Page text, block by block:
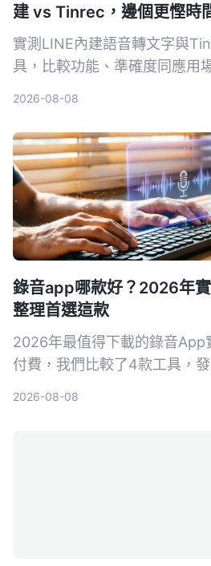
建 vs Tinrec，邊個更慳時
實測LINE內建語音轉文字與
具，比較功能、準確度同應用
2026-08-08
錄音app哪款好？2026年
整理首選這款
2026年最值得下載的錄音App
付費，我們比較了4款工具，
2026-08-08